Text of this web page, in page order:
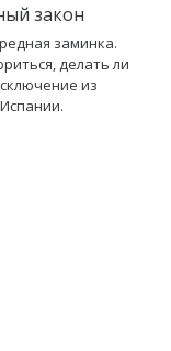
закон
заминка.
делать ли
из